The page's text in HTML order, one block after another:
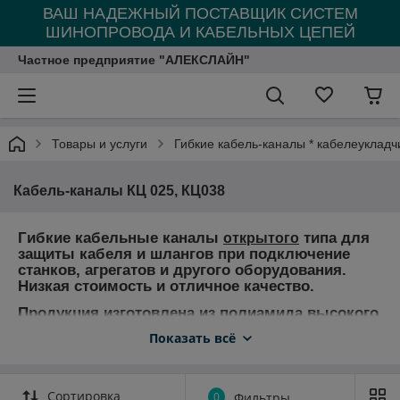
ВАШ НАДЕЖНЫЙ ПОСТАВЩИК СИСТЕМ
ШИНОПРОВОДА И КАБЕЛЬНЫХ ЦЕПЕЙ
Частное предприятие "АЛЕКСЛАЙН"
Товары и услуги Гибкие кабель-каналы *
Кабель-каналы КЦ 025, КЦ038
Гибкие кабельные каналы открытого типа для
защиты кабеля и шлангов при подключение
станков, агрегатов и другого оборудования.
Низкая стоимость и отличное качество.
Продукция изготовлена из полиамида высокого
использоваться при температурах в диапазоне
Применение гибких кабель каналов для подключения
Показать всё
Сортировка 0